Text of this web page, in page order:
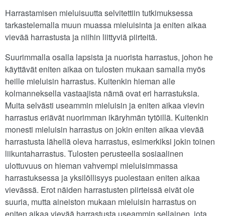
Harrastamisen mieluisuutta selvitettiin tutkimuksessa
tarkastelemalla muun muassa mieluisinta ja eniten aikaa
vievää harrastusta ja niihin liittyviä piirteitä.
Suurimmalla osalla lapsista ja nuorista harrastus, johon he
käyttävät eniten aikaa on tulosten mukaan samalla myös
heille mieluisin harrastus. Kuitenkin hieman alle
kolmanneksella vastaajista nämä ovat eri harrastuksia.
Muita selvästi useammin mieluisin ja eniten aikaa vievin
harrastus eriävät nuorimman ikäryhmän tytöillä. Kuitenkin
monesti mieluisin harrastus on jokin eniten aikaa vievää
harrastusta lähellä oleva harrastus, esimerkiksi jokin toinen
liikuntaharrastus. Tulosten perusteella sosiaalinen
ulottuvuus on hieman vahvempi mieluisimmassa
harrastuksessa ja yksilöllisyys puolestaan eniten aikaa
vievässä. Erot näiden harrastusten piirteissä eivät ole
suuria, mutta aineiston mukaan mieluisin harrastus on